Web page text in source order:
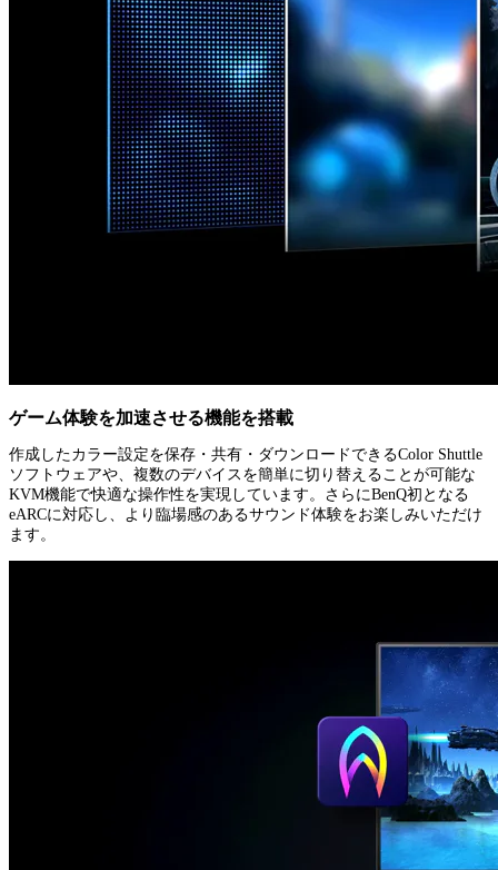
ゲーム体験を加速させる機能を搭載
作成したカラー設定を保存・共有・ダウンロードできるColor Shuttle
ソフトウェアや、複数のデバイスを簡単に切り替えることが可能な
KVM機能で快適な操作性を実現しています。さらにBenQ初となる
eARCに対応し、より臨場感のあるサウンド体験をお楽しみいただけ
ます。